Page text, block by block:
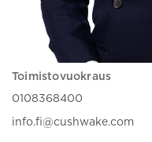
Toimistovuokraus
0108368400
info.fi@cushwake.com